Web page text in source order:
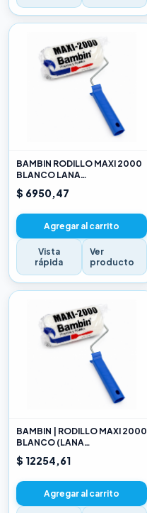
BAMBIN RODILLO MAXI 2000
BLANCO LANA
SELECCIONADA 10 CM
$ 6950,47
Agregar al carrito
Vista
rápida
Ver
producto
BAMBIN | RODILLO MAXI 2000
BLANCO (LANA
SELECCIONADA) 22CM
$ 12254,61
Agregar al carrito